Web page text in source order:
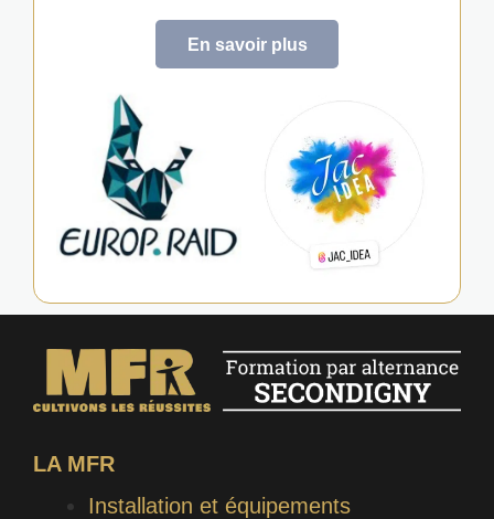
En savoir plus
LA MFR
Installation et équipements